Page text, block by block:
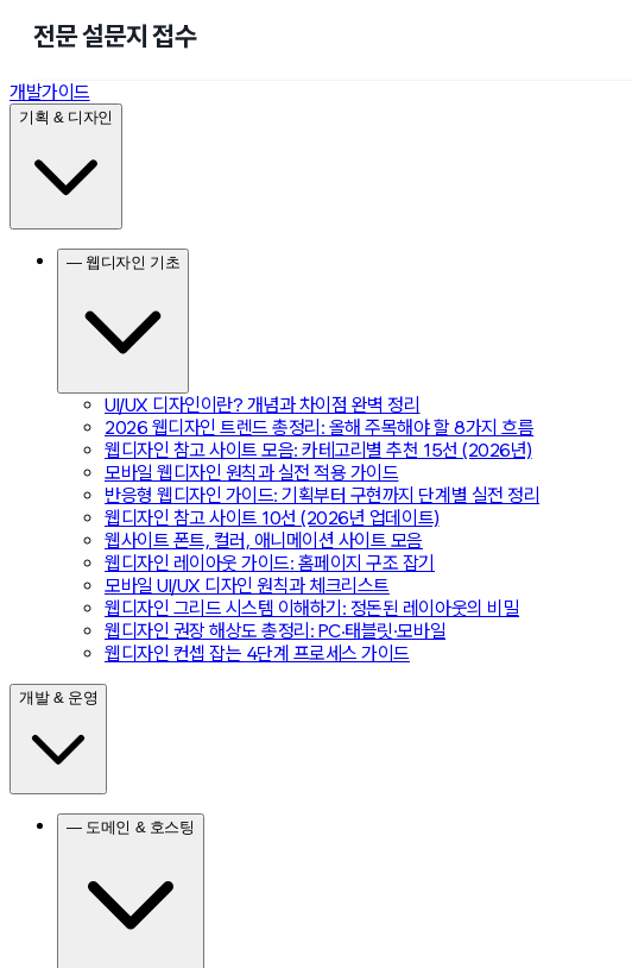
전문 설문지 접수
개발가이드
기획 & 디자인
— 웹디자인 기초
UI/UX 디자인이란? 개념과 차이점 완벽 정리
2026 웹디자인 트렌드 총정리: 올해 주목해야 할 8가지 흐름
웹디자인 참고 사이트 모음: 카테고리별 추천 15선 (2026년)
모바일 웹디자인 원칙과 실전 적용 가이드
반응형 웹디자인 가이드: 기획부터 구현까지 단계별 실전 정리
웹디자인 참고 사이트 10선 (2026년 업데이트)
웹사이트 폰트, 컬러, 애니메이션 사이트 모음
웹디자인 레이아웃 가이드: 홈페이지 구조 잡기
모바일 UI/UX 디자인 원칙과 체크리스트
웹디자인 그리드 시스템 이해하기: 정돈된 레이아웃의 비밀
웹디자인 권장 해상도 총정리: PC·태블릿·모바일
웹디자인 컨셉 잡는 4단계 프로세스 가이드
개발 & 운영
— 도메인 & 호스팅